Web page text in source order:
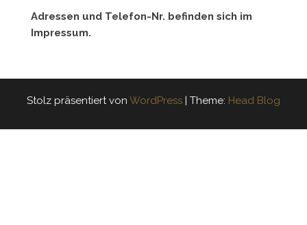
Adressen und Telefon-Nr. befinden sich im
Impressum.
Stolz präsentiert von WordPress | Theme: Head Blog